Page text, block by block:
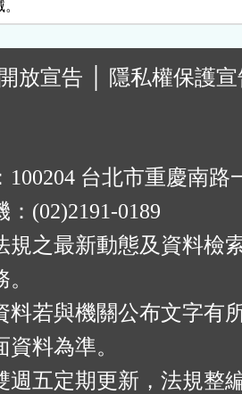
放宣告
隱私權保護
100204 台北市重慶南路
(02)2191-0189
規之最新動態及資料檢
料若與機關公布文字有
料為準。
週五定期更新，法規整